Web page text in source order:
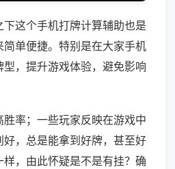
这个手机打牌计算辅助也是
单便捷。特别是在大家手机
，提升游戏体验，避免影响
率；一些玩家反映在游戏中
，总是能拿到好牌，甚至好
，由此怀疑是不是有挂？确